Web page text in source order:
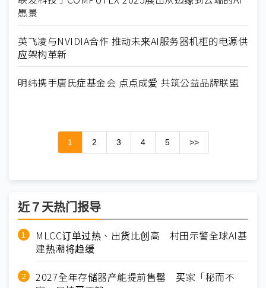
愿景
英飞凌与NVIDIA合作 推动未来AI服务器机柜的电源供
应架构革新
明纬携手唐氏症基金会 点点成爱 共筑公益品牌联盟
1 2 3 4 5 >>
近７天热门报导
MLCC订单过热、出货比创高 村田示警全球AI基
建热潮将趋缓
2027全年存储器产能提前售罄 买家「秘而不